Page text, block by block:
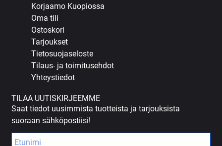
Korjaamo Kuopiossa
Oma tili
Ostoskori
Tarjoukset
Tietosuojaseloste
Tilaus- ja toimitusehdot
Yhteystiedot
TILAA UUTISKIRJEEMME
Saat tiedot uusimmista tuotteista ja tarjouksista
suoraan sähköpostiisi!